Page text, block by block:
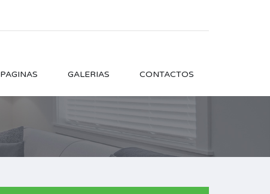
PAGINAS GALERIAS CONTACTOS